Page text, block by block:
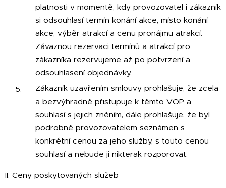
platnosti v momentě, kdy provozovatel i zákazník
si odsouhlasí termín konání akce, místo konání
akce, výběr atrakcí a cenu pronájmu atrakcí.
Závaznou rezervaci termínů a atrakcí pro
zákazníka rezervujeme až po potvrzení a
odsouhlasení objednávky.
Zákazník uzavřením smlouvy prohlašuje, že zcela
a bezvýhradně přistupuje k těmto VOP a
souhlasí s jejich zněním, dále prohlašuje, že byl
podrobně provozovatelem seznámen s
konkrétní cenou za jeho služby, s touto cenou
souhlasí a nebude ji nikterak rozporovat.
II. Ceny poskytovaných služeb